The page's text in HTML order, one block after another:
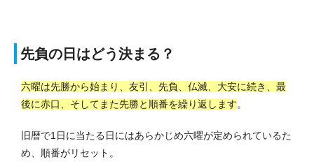
先負の日はどう決まる？
六曜は先勝から始まり、友引、先負、仏滅、大安に続き、最
後に赤口、そしてまた先勝と順番を繰り返します。
旧暦で1日に当たる日にはあらかじめ六曜が定められているた
め、順番がリセット。